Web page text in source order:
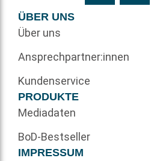
ÜBER UNS
Über uns
Ansprechpartner:innen
Kundenservice
PRODUKTE
Mediadaten
BoD-Bestseller
IMPRESSUM